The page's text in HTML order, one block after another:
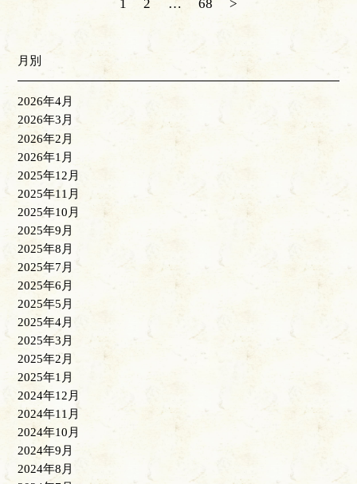
1 2 … 68 >
月別
2026年4月
2026年3月
2026年2月
2026年1月
2025年12月
2025年11月
2025年10月
2025年9月
2025年8月
2025年7月
2025年6月
2025年5月
2025年4月
2025年3月
2025年2月
2025年1月
2024年12月
2024年11月
2024年10月
2024年9月
2024年8月